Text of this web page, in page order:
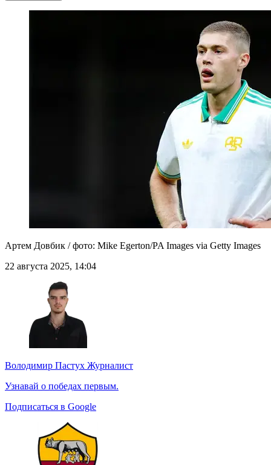
Артем Довбик / фото: Mike Egerton/PA Images via Getty Images
22 августа 2025, 14:04
Володимир Пастух Журналист
Узнавай о победах первым.
Подписаться в Google